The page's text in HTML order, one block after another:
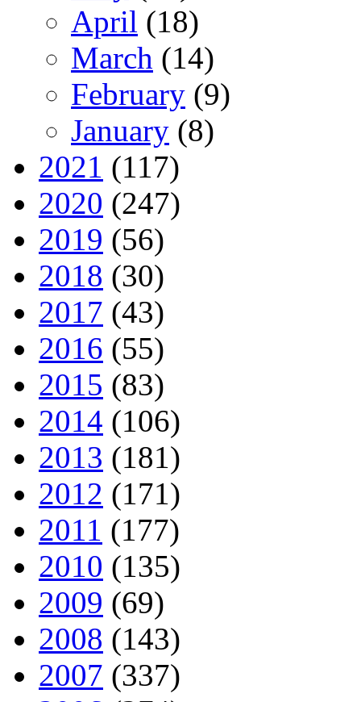
April (18)
March (14)
February (9)
January (8)
2021 (117)
2020 (247)
2019 (56)
2018 (30)
2017 (43)
2016 (55)
2015 (83)
2014 (106)
2013 (181)
2012 (171)
2011 (177)
2010 (135)
2009 (69)
2008 (143)
2007 (337)